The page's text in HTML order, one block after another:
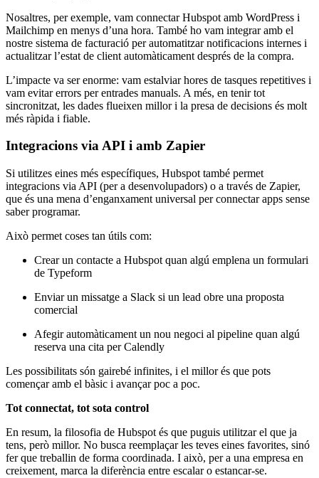
Nosaltres, per exemple, vam connectar Hubspot amb WordPress i
Mailchimp en menys d’una hora. També ho vam integrar amb el
nostre sistema de facturació per automatitzar notificacions internes i
actualitzar l’estat de client automàticament després de la compra.
L’impacte va ser enorme: vam estalviar hores de tasques repetitives i
vam evitar errors per entrades manuals. A més, en tenir tot
sincronitzat, les dades flueixen millor i la presa de decisions és molt
més ràpida i fiable.
Integracions viaAPI i amb Zapier
Si utilitzes eines més específiques, Hubspot també permet
integracions via API (per a desenvolupadors) o a través de Zapier,
que és una mena d’enganxament universal per connectar apps sense
saber programar.
Això permet coses tan útils com:
Crear un contacte a Hubspot quan algú emplena un formulari
de Typeform
Enviar un missatge a Slack si un lead obre una proposta
comercial
Afegir automàticament un nou negoci al pipeline quan algú
reserva una cita per Calendly
Les possibilitats són gairebé infinites, i el millor és que pots
començar amb el bàsic i avançar poc a poc.
Tot connectat, tot sota control
En resum, la filosofia de Hubspot és que puguis utilitzar el que ja
tens, però millor. No busca reemplaçar les teves eines favorites, sinó
fer que treballin de forma coordinada. I això, per a una empresa en
creixement, marca la diferència entre escalar o estancar-se.